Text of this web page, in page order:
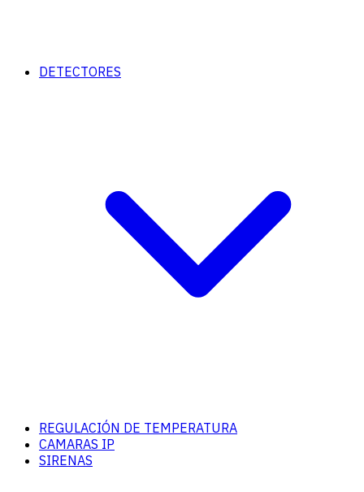
DETECTORES
REGULACIÓN DE TEMPERATURA
CAMARAS IP
SIRENAS